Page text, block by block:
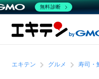
エキテン グルメ 寿司・
無料診断